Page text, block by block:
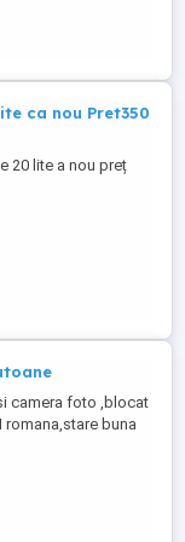
cu plata in avans
ca nou Pret350
20 lite a nou preț
camera foto ,blocat
romana,stare buna